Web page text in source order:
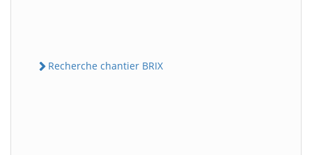
Recherche chantier BRIX